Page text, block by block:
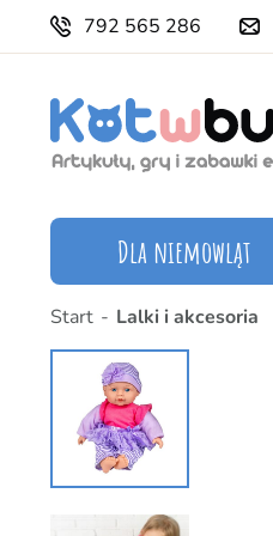
792 565 286
Dla niemowląt
Start Lalki i akcesoria